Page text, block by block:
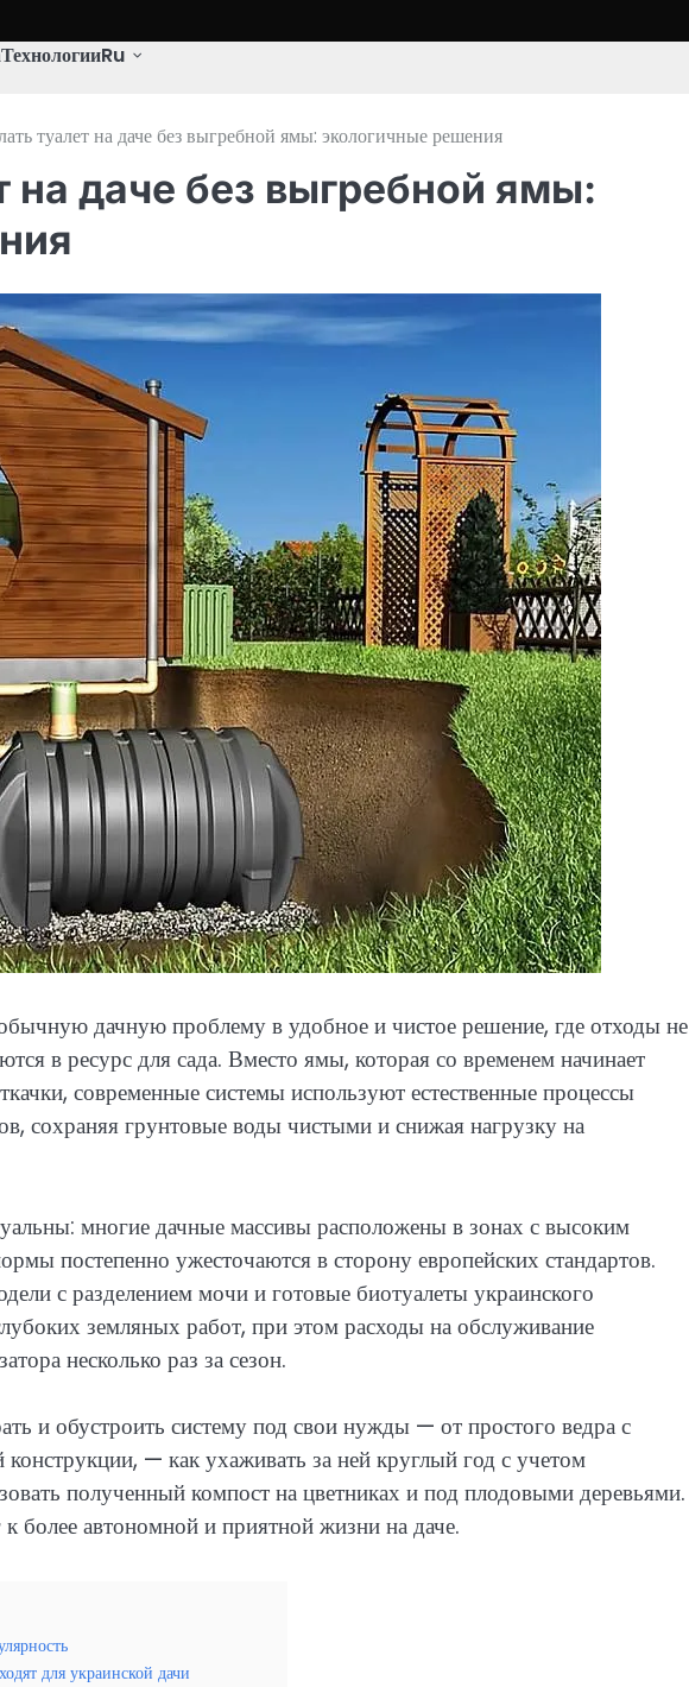
ТехнологииRu
туалет на даче без выгребной ямы: экологичные решения
на даче без выгребной ямы:
дачную проблему в удобное и чистое решение, где отходы не
в ресурс для сада. Вместо ямы, которая со временем начинает
современные системы используют естественные процессы
сохраняя грунтовые воды чистыми и снижая нагрузку на
многие дачные массивы расположены в зонах с высоким
постепенно ужесточаются в сторону европейских стандартов.
с разделением мочи и готовые биотуалеты украинского
земляных работ, при этом расходы на обслуживание
несколько раз за сезон.
и обустроить систему под свои нужды — от простого ведра с
— как ухаживать за ней круглый год с учетом
полученный компост на цветниках и под плодовыми деревьями.
более автономной и приятной жизни на даче.
для украинской дачи